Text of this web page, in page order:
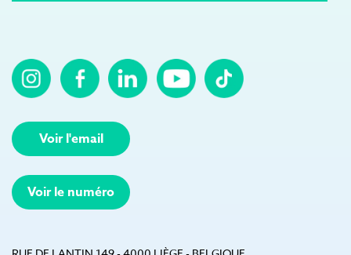
Voir l'email
Voir le numéro